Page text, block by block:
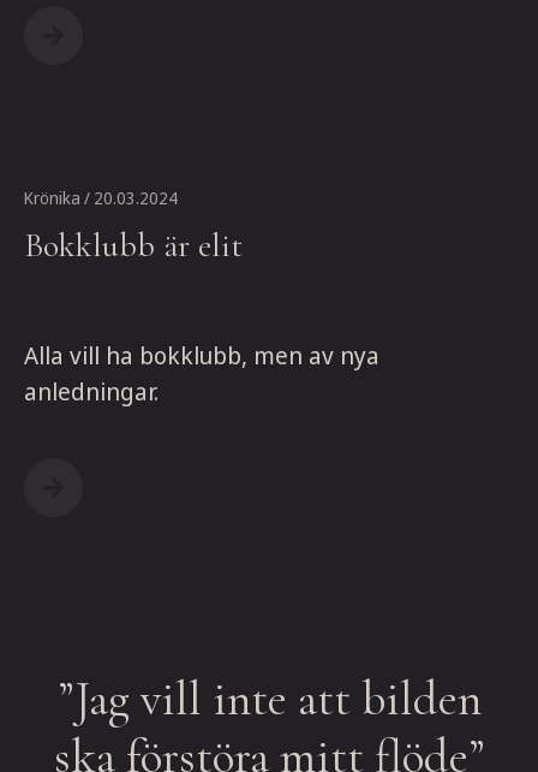
Krönika / 20.03.2024
Bokklubb är elit
Alla vill ha bokklubb, men av nya
anledningar.
”Jag vill inte att bilden
ska förstöra mitt flöde”